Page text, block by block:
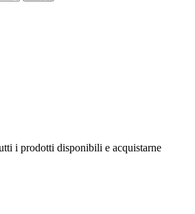
i prodotti disponibili e acquistarne